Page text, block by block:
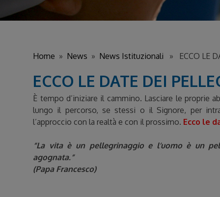
Home » News » News Istituzionali » ECCO LE
ECCO LE DATE DEI
È tempo d’iniziare il cammino. Lasciare le proprie
lungo il percorso, se stessi o il Signore, per
l’approccio con la realtà e con il prossimo. Ecco le
“La vita è un pellegrinaggio e l’uomo è un
agognata.”
(Papa Francesco)